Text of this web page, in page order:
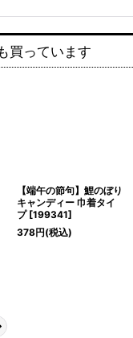
買っています
【端午の節句】鯉のぼり
キャンディー 巾着タイ
プ [199341]
378円(税込)